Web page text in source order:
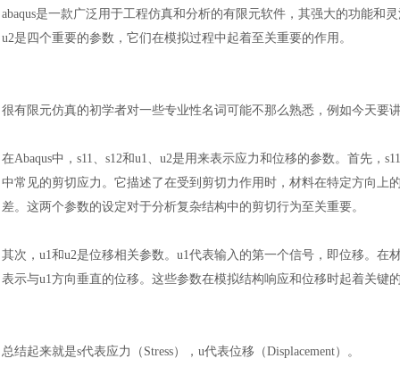
abaqus是一款广泛用于工程仿真和分析的有限元软件，其强大的功能和
u2是四个重要的参数，它们在模拟过程中起着至关重要的作用。
很有限元仿真的初学者对一些专业性名词可能不那么熟悉，例如今天要
在Abaqus中，s11、s12和u1、u2是用来表示应力和位移的参数。首先，
中常见的剪切应力。它描述了在受到剪切力作用时，材料在特定方向上
差。这两个参数的设定对于分析复杂结构中的剪切行为至关重要。
其次， u1和u2是位移相关参数。u1代表输入的第一个信号，即位移。
表示与u1方向垂直的位移。这些参数在模拟结构响应和位移时起着关键
总结起来就是s代表应力（Stress），u代表位移（Displacement）。